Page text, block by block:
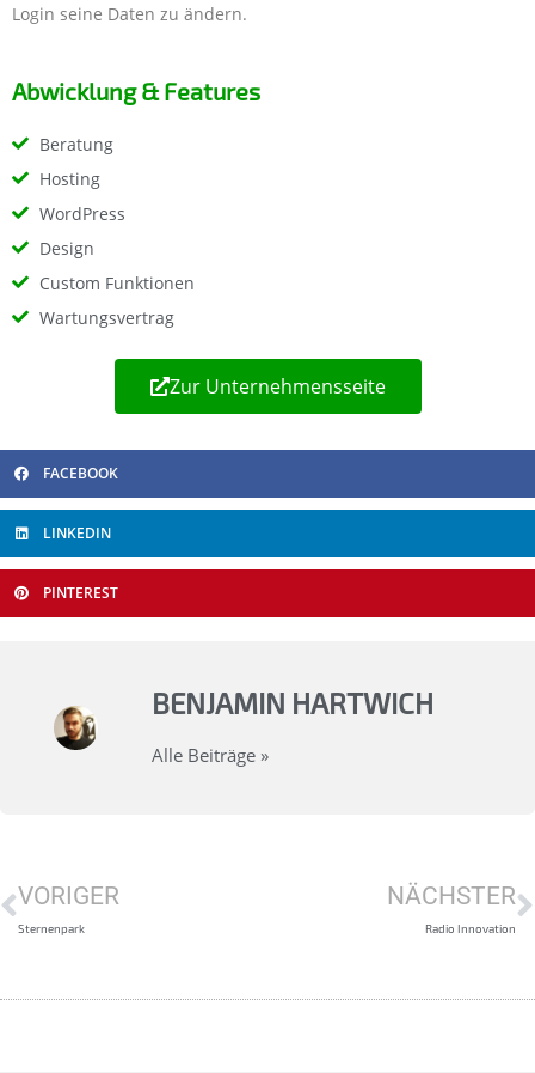
Login seine Daten zu ändern.
Abwicklung & Features
Beratung
Hosting
WordPress
Design
Custom Funktionen
Wartungsvertrag
Zur Unternehmensseite
FACEBOOK
LINKEDIN
PINTEREST
BENJAMIN HARTWICH
Alle Beiträge »
VORIGER
Sternenpark
NÄCHSTER
Radio Innovation